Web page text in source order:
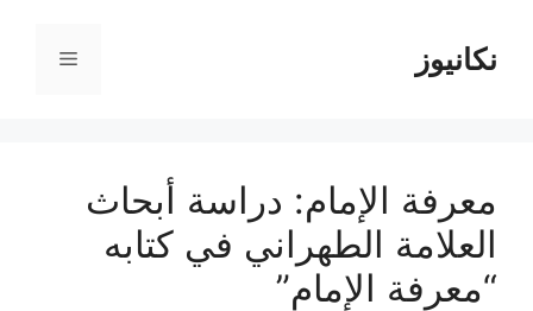
محتوانکانیوز فهرست
معرفة الإمام: دراسة أبحاث
العلامة الطهراني في كتابه
“معرفة الإمام”